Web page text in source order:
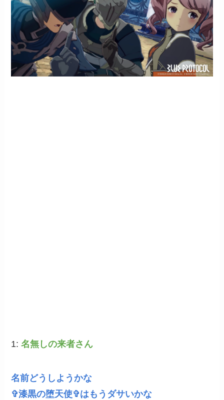
1:名無しの来者さん
名前どうしようかな
✞漆黒の堕天使✞はもうダサいかな